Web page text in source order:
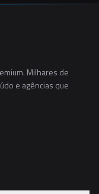
Milhares de
e agências que